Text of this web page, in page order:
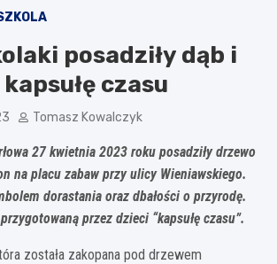
posadziły dąb i
czasu
Tomasz Kowalczyk
27 kwietnia 2023 roku posadziły drzewo
na placu zabaw przy ulicy Wieniawskiego.
dorastania oraz dbałości o przyrodę.
przez dzieci “kapsułę czasu”.
została zakopana pod drzewem